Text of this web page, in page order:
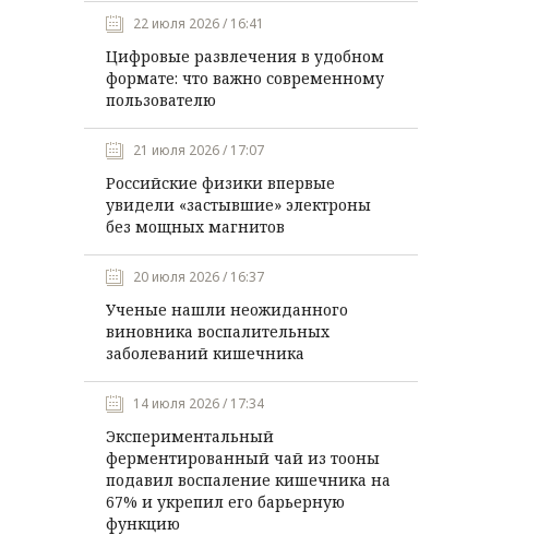
22 июля 2026 / 16:41
Цифровые развлечения в удобном
формате: что важно современному
пользователю
21 июля 2026 / 17:07
Российские физики впервые
увидели «застывшие» электроны
без мощных магнитов
20 июля 2026 / 16:37
Ученые нашли неожиданного
виновника воспалительных
заболеваний кишечника
14 июля 2026 / 17:34
Экспериментальный
ферментированный чай из тооны
подавил воспаление кишечника на
67% и укрепил его барьерную
функцию